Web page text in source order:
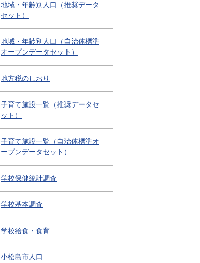
地域・年齢別人口（推奨データ
セット）
地域・年齢別人口（自治体標準
オープンデータセット）
地方税のしおり
子育て施設一覧（推奨データセ
ット）
子育て施設一覧（自治体標準オ
ープンデータセット）
学校保健統計調査
学校基本調査
学校給食・食育
小松島市人口